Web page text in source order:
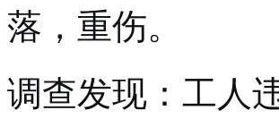
落，重伤。
调查发现：工人